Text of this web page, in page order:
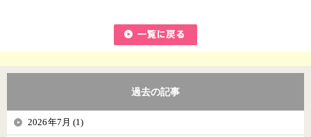
過去の記事
2026年7月 (1)